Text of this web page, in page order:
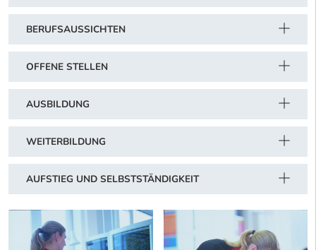
BERUFSAUSSICHTEN
OFFENE STELLEN
AUSBILDUNG
WEITERBILDUNG
AUFSTIEG UND SELBSTSTÄNDIGKEIT